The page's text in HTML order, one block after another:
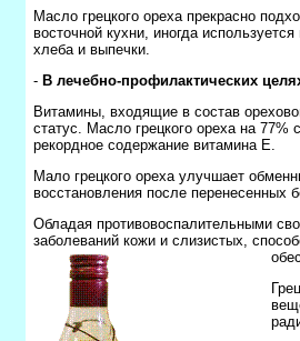
Масло грецкого ореха прекрасно
восточной кухни, иногда
хлеба и выпечки.
- В лечебно-профилактических
Витамины, входящие в состав
статус. Масло грецкого ореха на
рекордное содержание витамина Е.
Мало грецкого ореха улучшает
восстановления после перенесенных
Обладая противовоспалительными
заболеваний кожи и слизистых,